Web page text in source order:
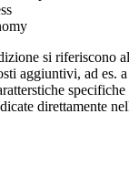
si riferiscono
aggiuntivi, ad es.
direttamente